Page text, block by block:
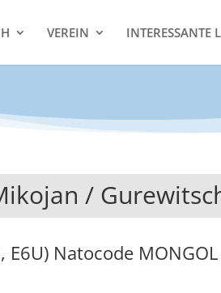
VEREIN INTERESSANTE
/
E6U) Natocode